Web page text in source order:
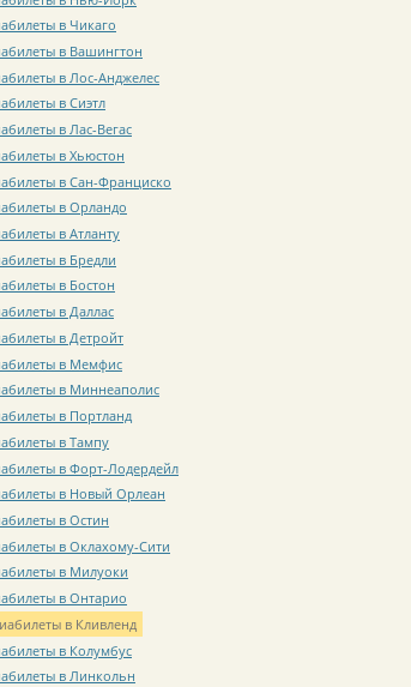
в Чикаго
в Вашингтон
в Лос-Анджелес
в Сиэтл
в Лас-Вегас
в Хьюстон
в Сан-Франциско
в Орландо
в Атланту
в Бредли
в Бостон
в Даллас
в Детройт
в Мемфис
в Миннеаполис
в Портланд
в Тампу
в Форт-Лодердейл
в Новый Орлеан
в Остин
в Оклахому-Сити
в Милуоки
в Онтарио
в Кливленд
в Колумбус
в Линкольн